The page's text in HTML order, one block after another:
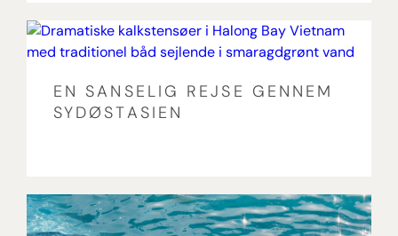
EN SANSELIG REJSE GENNEM
SYDØSTASIEN